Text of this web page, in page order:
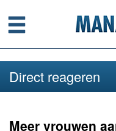
Menu
Direct reageren
Meer vrouwen